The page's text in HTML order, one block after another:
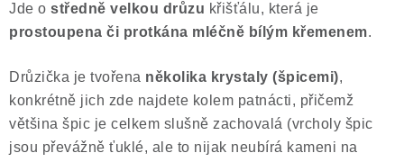
Formulář pro odstoupení od smlouvy
Poučení o právu na odstoupení od smlouvy
Jde o středně velkou drůzu křišťálu, která je
prostoupena či protkána mléčně bílým křemenem.
Drůzička je tvořena několika krystaly (špicemi),
konkrétně jich zde najdete kolem patnácti, přičemž
většina špic je celkem slušně zachovalá (vrcholy špic
jsou převážně ťuklé, ale to nijak neubírá kameni na